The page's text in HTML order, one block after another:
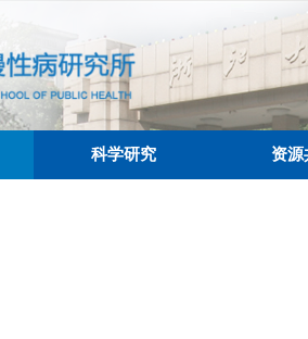
科学研究 资源